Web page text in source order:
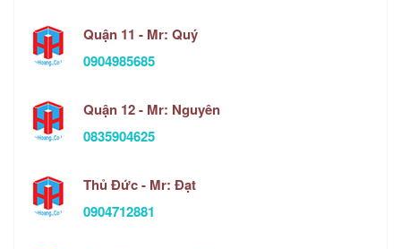
Quận 11 - Mr: Quý
0904985685
Quận 12 - Mr: Nguyên
0835904625
Thủ Đức - Mr: Đạt
0904712881